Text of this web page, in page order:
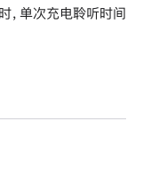
，单次充电聆听时间